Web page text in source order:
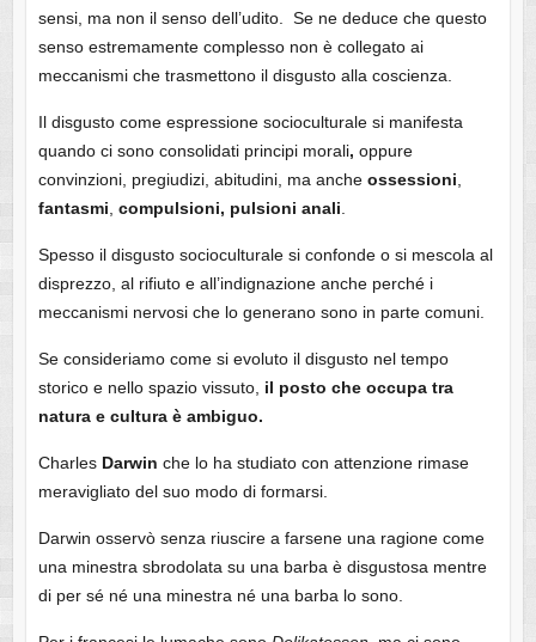
sensi, ma non il senso dell’udito. Se ne deduce che questo
senso estremamente complesso non è collegato ai
meccanismi che trasmettono il disgusto alla coscienza.
Il disgusto come espressione socioculturale si manifesta
quando ci sono consolidati principi morali, oppure
convinzioni, pregiudizi, abitudini, ma anche ossessioni
fantasmi compulsioni, pulsioni anali
Spesso il disgusto socioculturale si confonde o si mescola al
disprezzo, al rifiuto e all’indignazione anche perché i
meccanismi nervosi che lo generano sono in parte comuni.
Se consideriamo come si evoluto il disgusto nel tempo
storico e nello spazio vissuto, il posto che occupa tra
natura e cultura è ambiguo.
Charles Darwin che lo ha studiato con attenzione rimase
meravigliato del suo modo di formarsi.
Darwin osservò senza riuscire a farsene una ragione come
una minestra sbrodolata su una barba è disgustosa mentre
di per sé né una minestra né una barba lo sono.